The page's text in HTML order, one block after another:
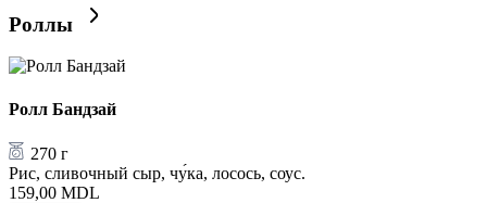
Роллы
Ролл Бандзай
270 г
Рис, сливочный сыр, чу́ка, лосось, соус.
159,00 MDL